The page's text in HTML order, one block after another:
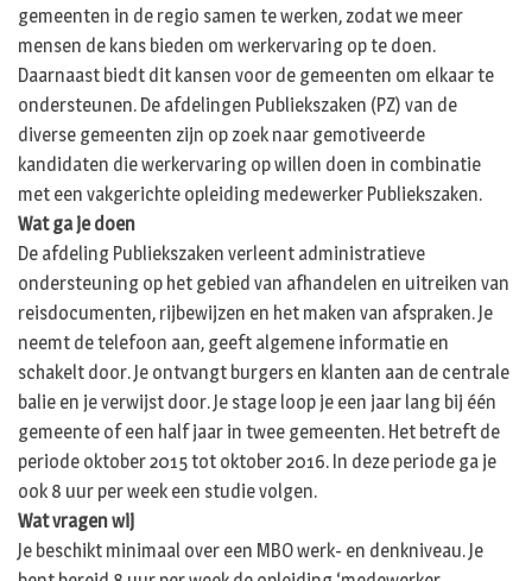
gemeenten in de regio samen te werken, zodat we meer
mensen de kans bieden om werkervaring op te doen.
Daarnaast biedt dit kansen voor de gemeenten om elkaar te
ondersteunen. De afdelingen Publiekszaken (PZ) van de
diverse gemeenten zijn op zoek naar gemotiveerde
kandidaten die werkervaring op willen doen in combinatie
met een vakgerichte opleiding medewerker Publiekszaken.
Wat ga je doen
De afdeling Publiekszaken verleent administratieve
ondersteuning op het gebied van afhandelen en uitreiken van
reisdocumenten, rijbewijzen en het maken van afspraken. Je
neemt de telefoon aan, geeft algemene informatie en
schakelt door. Je ontvangt burgers en klanten aan de centrale
balie en je verwijst door. Je stage loop je een jaar lang bij één
gemeente of een half jaar in twee gemeenten. Het betreft de
periode oktober 2015 tot oktober 2016. In deze periode ga je
ook 8 uur per week een studie volgen.
Wat vragen wij
Je beschikt minimaal over een MBO werk- en denkniveau. Je